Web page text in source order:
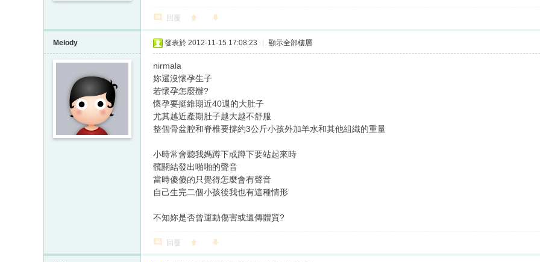
回覆
Melody 發表於 2012-11-15 17:08:23 顯示全部樓層
nirmala
妳還沒懷孕生子
若懷孕怎麼辦?
懷孕要挺維期近40週的大肚子
尤其越近產期肚子越大越不舒服
整個骨盆腔和脊椎要撐約3公斤小孩外加羊水和其他組織的重量
小時常會聽我媽蹲下或蹲下要站起來時
髖關結發出啪啪的聲音
當時傻傻的只覺得怎麼會有聲音
自己生完二個小孩後我也有這種情形
不知妳是否曾運動傷害或遺傳體質?
回覆